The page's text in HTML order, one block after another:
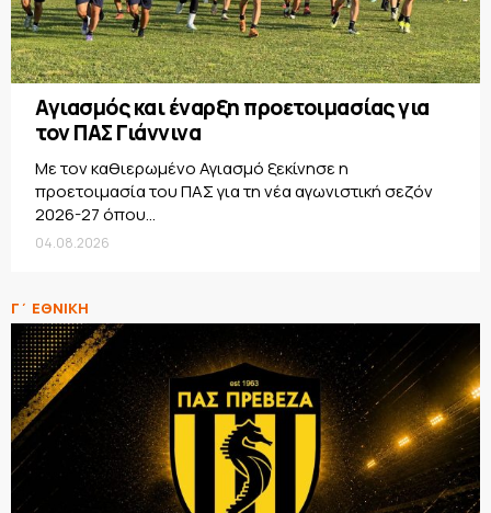
Αγιασμός και έναρξη προετοιμασίας για
τον ΠΑΣ Γιάννινα
Με τον καθιερωμένο Αγιασμό ξεκίνησε η
προετοιμασία του ΠΑΣ για τη νέα αγωνιστική σεζόν
2026-27 όπου...
04.08.2026
Γ΄ ΕΘΝΙΚΗ